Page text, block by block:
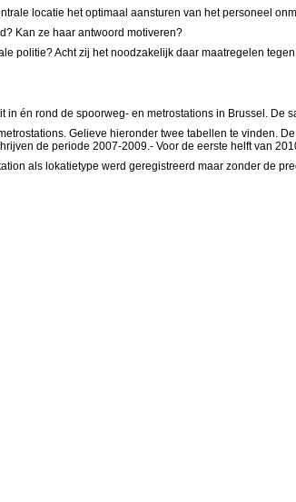
locatie het optimaal aansturen van het personeel
Kan ze haar antwoord motiveren?
politie? Acht zij het noodzakelijk daar maatregelen
én rond de spoorweg- en metrostations in Brussel. De
Gelieve hieronder twee tabellen te vinden.
de periode 2007-2009.- Voor de eerste helft van
als lokatietype werd geregistreerd maar zonder de